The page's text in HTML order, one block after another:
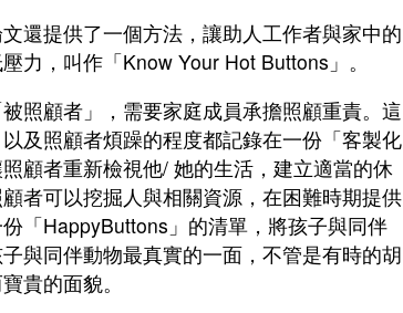
還提供了一個方法，讓助人工作者與家中的
力，叫作「Know Your Hot Buttons」。
照顧者」，需要家庭成員承擔照顧重責。這
及照顧者煩躁的程度都記錄在一份「客製化
顧者重新檢視他/ 她的生活，建立適當的休
者可以挖掘人與相關資源，在困難時期提供
「HappyButtons」的清單，將孩子與同伴
與同伴動物最真實的一面，不管是有時的胡
貴的面貌。